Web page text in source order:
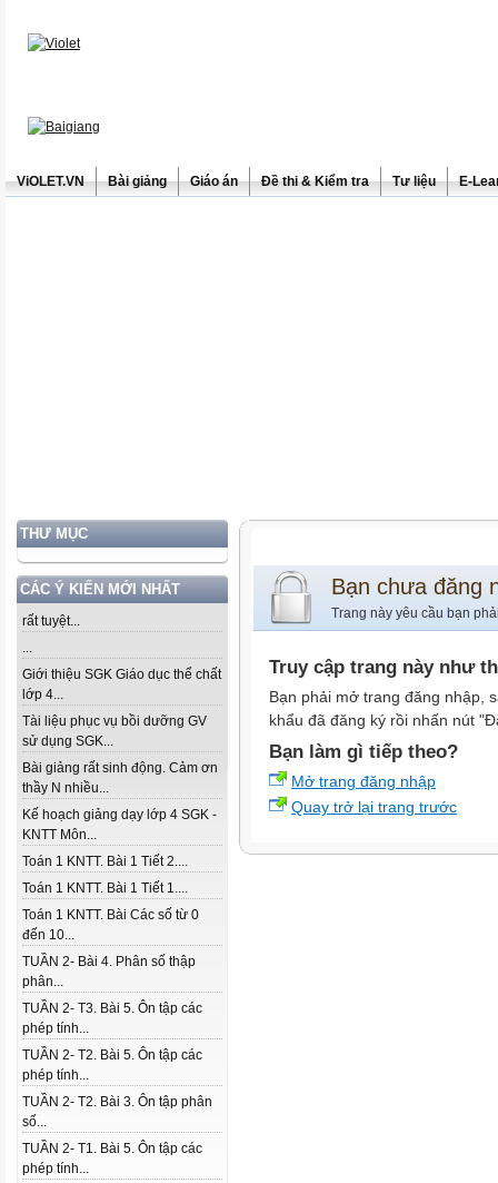
ViOLET.VN Bài giảng Giáo án Đề thi & Kiểm tra Tư liệu E-
THƯ MỤC
CÁC Ý KIẾN MỚI NHẤT
rất tuyệt...
...
Giới thiệu SGK Giáo dục thể chất
lớp 4...
Tài liệu phục vụ bồi dưỡng GV
sử dụng SGK...
Bài giảng rất sinh động. Cảm ơn
thầy N nhiều...
Kế hoạch giảng dạy lớp 4 SGK -
KNTT Môn...
Toán 1 KNTT. Bài 1 Tiết 2....
Toán 1 KNTT. Bài 1 Tiết 1....
Toán 1 KNTT. Bài Các số từ 0
đến 10...
TUẦN 2- Bài 4. Phân số thập
phân...
TUẦN 2- T3. Bài 5. Ôn tập các
phép tính...
TUẦN 2- T2. Bài 5. Ôn tập các
phép tính...
TUẦN 2- T2. Bài 3. Ôn tập phân
số...
TUẦN 2- T1. Bài 5. Ôn tập các
phép tính...
Bạn chưa đăng
Trang này yêu cầu bạn
Truy cập trang này như
Bạn phải mở trang đăng nhập,
khẩu đã đăng ký rồi nhấn nút
Bạn làm gì tiếp theo?
Mở trang đăng nhập
Quay trở lại trang trước